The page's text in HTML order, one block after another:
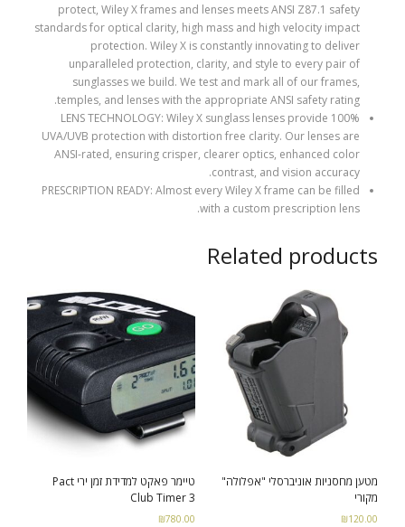
protect, Wiley X frames and lenses meets ANSI Z87.1 safety
standards for optical clarity, high mass and high velocity impact
protection. Wiley X is constantly innovating to deliver
unparalleled protection, clarity, and style to every pair of
sunglasses we build. We test and mark all of our frames,
temples, and lenses with the appropriate ANSI safety rating.
LENS TECHNOLOGY: Wiley X sunglass lenses provide 100%
UVA/UVB protection with distortion free clarity. Our lenses are
ANSI-rated, ensuring crisper, clearer optics, enhanced color
contrast, and vision accuracy.
PRESCRIPTION READY: Almost every Wiley X frame can be filled
with a custom prescription lens.
Related products
מטען מחסניות אוניברסלי "אפלולה"
מקורי
₪120.00
טיימר פאקט למדידת זמן ירי Pact
Club Timer 3
₪780.00